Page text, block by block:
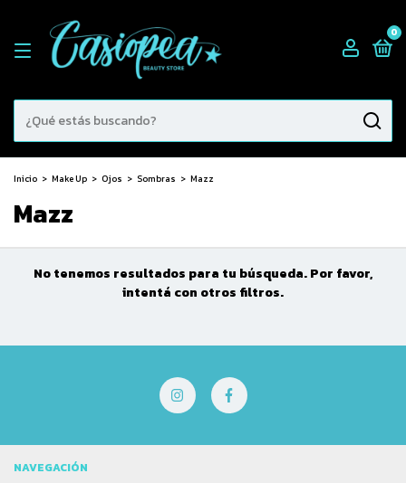
0
Inicio > Make Up > Ojos > Sombras > Mazz
Mazz
No tenemos resultados para tu búsqueda. Por favor,
intentá con otros filtros.
NAVEGACIÓN